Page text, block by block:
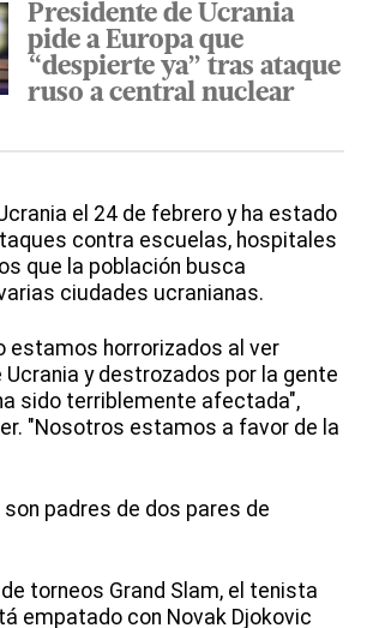
Presidente de Ucrania
pide a Europa que
“despierte ya” tras ataque
ruso a central nuclear
el 24 de febrero y ha estado
contra escuelas, hospitales
que la población busca
ciudades ucranianas.
estamos horrorizados al ver
y destrozados por la gente
sido terriblemente afectada",
"Nosotros estamos a favor de la
son padres de dos pares de
torneos Grand Slam, el tenista
empatado con Novak Djokovic